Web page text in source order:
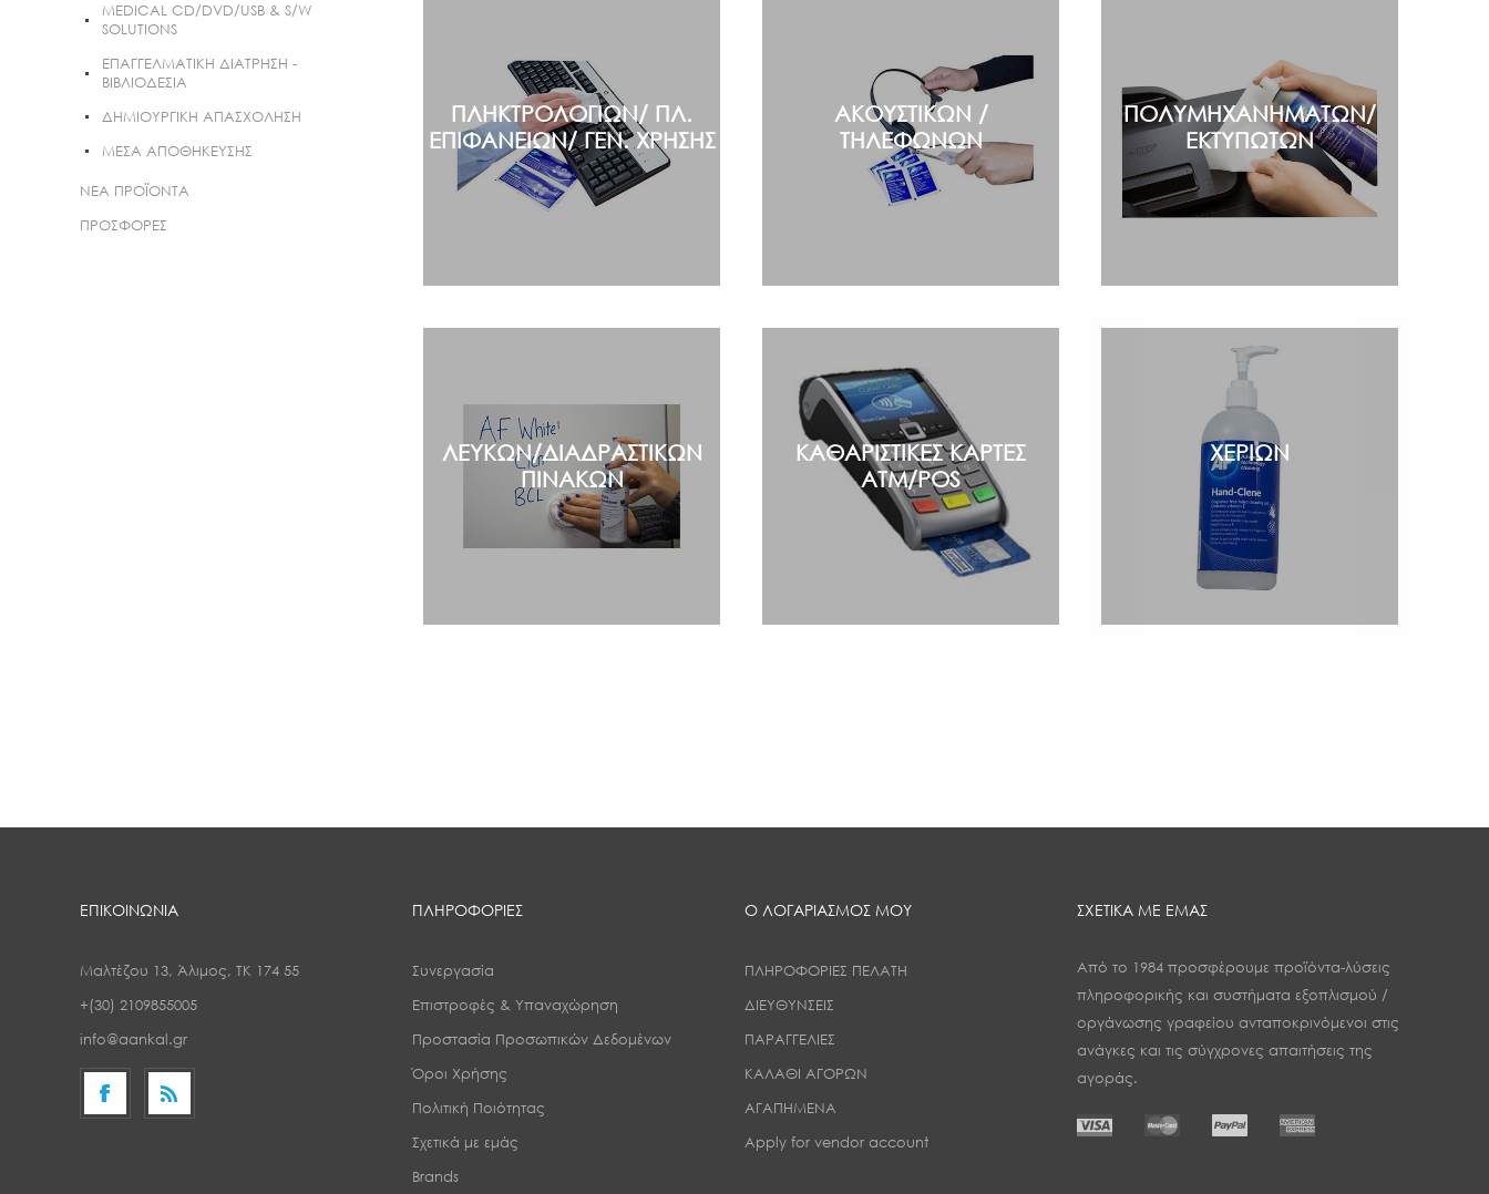
ΠΛΗΚΤΡΟΛΟΓΙΩΝ/ ΠΛ.
ΕΠΙΦΑΝΕΙΩΝ/ ΓΕΝ. ΧΡΗΣΗΣ
ΑΚΟΥΣΤΙΚΩΝ /
ΤΗΛΕΦΩΝΩΝ
ΠΟΛΥΜΗΧΑΝΗΜΑΤΩΝ/
EKTΥΠΩΤΩΝ
ΛΕΥΚΩΝ/ΔΙΑΔΡΑΣΤΙΚΩΝ
ΠΙΝΑΚΩΝ
ΚΑΘΑΡΙΣΤΙΚΕΣ ΚΑΡΤΕΣ
ATM/POS
ΧΕΡΙΩΝ
MEDICAL CD/DVD/USB & S/W
SOLUTIONS
ΕΠΑΓΓΕΛΜΑΤΙΚΗ ΔΙΑΤΡΗΣΗ -
ΒΙΒΛΙΟΔΕΣΙΑ
ΔΗΜΙΟΥΡΓΙΚΗ ΑΠΑΣΧΟΛΗΣΗ
ΜΕΣΑ ΑΠΟΘΗΚΕΥΣΗΣ
ΝΕΑ ΠΡΟΪΟΝΤΑ
ΠΡΟΣΦΟΡΕΣ
ΕΠΙΚΟΙΝΩΝΙΑ
Μαλτέζου 13, Άλιμος, ΤΚ 174 55
+(30) 2109855005
info@aankal.gr
ΠΛΗΡΟΦΟΡΙΕΣ
Συνεργασία
Επιστροφές & Υπαναχώρηση
Προστασία Προσωπικών Δεδομένων
Όροι Χρήσης
Πολιτική Ποιότητας
Σχετικά με εμάς
Brands
Ο ΛΟΓΑΡΙΑΣΜΟΣ ΜΟΥ
ΠΛΗΡΟΦΟΡΙΕΣ ΠΕΛΑΤΗ
ΔΙΕΥΘΥΝΣΕΙΣ
ΠΑΡΑΓΓΕΛΙΕΣ
ΚΑΛΑΘΙ ΑΓΟΡΩΝ
ΑΓΑΠΗΜΕΝΑ
Apply for vendor account
ΣΧΕΤΙΚΑ ΜΕ ΕΜΑΣ
Από το 1984 προσφέρουμε προϊόντα-λύσεις
πληροφορικής και συστήματα εξοπλισμού /
οργάνωσης γραφείου ανταποκρινόμενοι στις
ανάγκες και τις σύγχρονες απαιτήσεις της
αγοράς.